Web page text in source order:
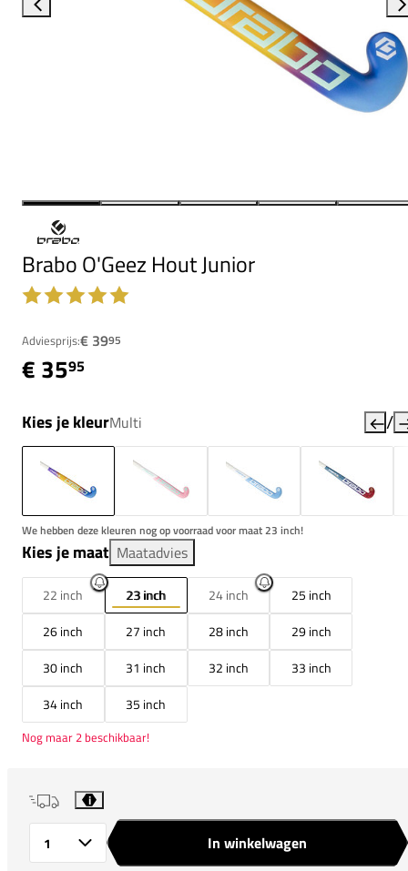
Brabo O'Geez Hout Junior
Adviesprijs:€ 3995
€ 3595
Kies je kleurMulti /
We hebben deze kleuren nog op voorraad voor maat 23 inch!
Kies je maat Maatadvies
22 inch 23 inch 24 inch
25 inch
26 inch
27 inch 28 inch
29 inch
30 inch
31 inch 32 inch
33 inch
34 inch
35 inch
Nog maar 2 beschikbaar!
i
In winkelwagen